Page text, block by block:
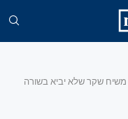
שקר שלא יביא בשורה